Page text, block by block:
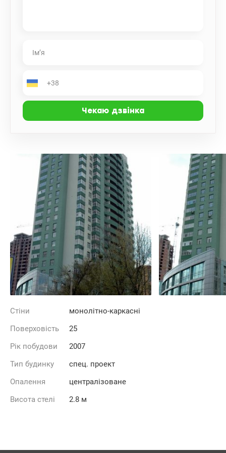
Стіни
монолітно-каркасні
Поверховість
25
Рік побудови
2007
Тип будинку
спец. проект
Опалення
централізоване
Висота стелі
2.8 м